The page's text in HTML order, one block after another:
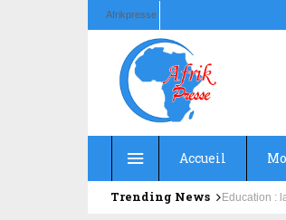
Afrikpresse
Accueil
Trending News Education :